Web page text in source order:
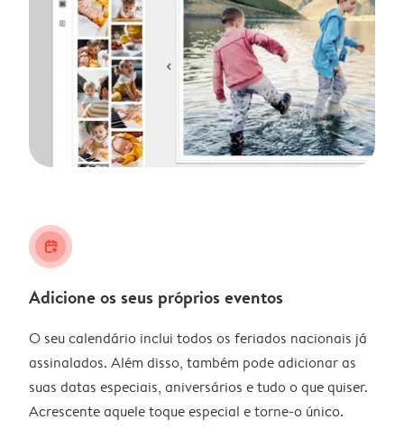
calendar_plus
Adicione os seus próprios eventos
O seu calendário inclui todos os feriados nacionais já
assinalados. Além disso, também pode adicionar as
suas datas especiais, aniversários e tudo o que quiser.
Acrescente aquele toque especial e torne-o único.